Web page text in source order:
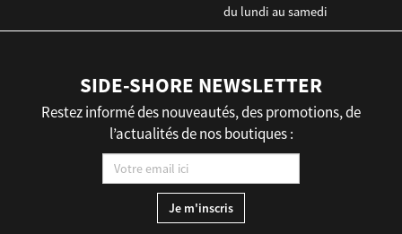
du lundi au samedi
SIDE-SHORE NEWSLETTER
Restez informé des nouveautés, des promotions, de
l’actualités de nos boutiques :